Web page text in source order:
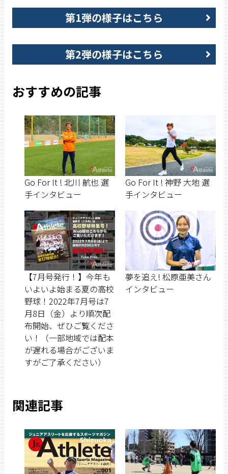
第1弾の様子はこちら
第2弾の様子はこちら
おすすめの記事
Go For It ! 北川 航也 選
手インタビュー
Go For It ! 神野 大地 選
手インタビュー
【7月号発行！】今年も
いよいよ始まる夏の高校
野球！2022年7月号は7
月8日（金）より順次配
布開始、ぜひご覧くださ
い！（一部地域では配本
が遅れる場合がございま
すがご了承ください）
夢を追え! 松原亜美さん
インタビュー
関連記事